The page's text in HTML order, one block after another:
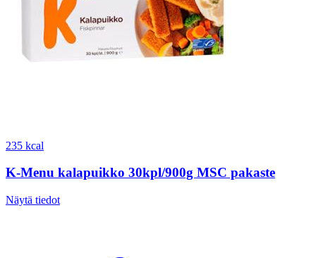
235 kcal
K-Menu kalapuikko 30kpl/900g MSC pakaste
Näytä tiedot